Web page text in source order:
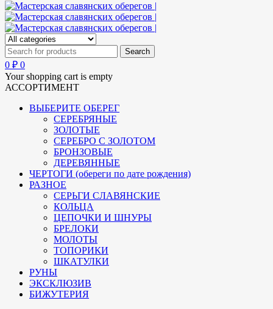
0 ₽ 0
Your shopping cart is empty
АССОРТИМЕНТ
ВЫБЕРИТЕ ОБЕРЕГ
СЕРЕБРЯНЫЕ
ЗОЛОТЫЕ
СЕРЕБРО С ЗОЛОТОМ
БРОНЗОВЫЕ
ДЕРЕВЯННЫЕ
ЧЕРТОГИ (обереги по дате рождения)
РАЗНОЕ
СЕРЬГИ СЛАВЯНСКИЕ
КОЛЬЦА
ЦЕПОЧКИ И ШНУРЫ
БРЕЛОКИ
МОЛОТЫ
ТОПОРИКИ
ШКАТУЛКИ
РУНЫ
ЭКСКЛЮЗИВ
БИЖУТЕРИЯ